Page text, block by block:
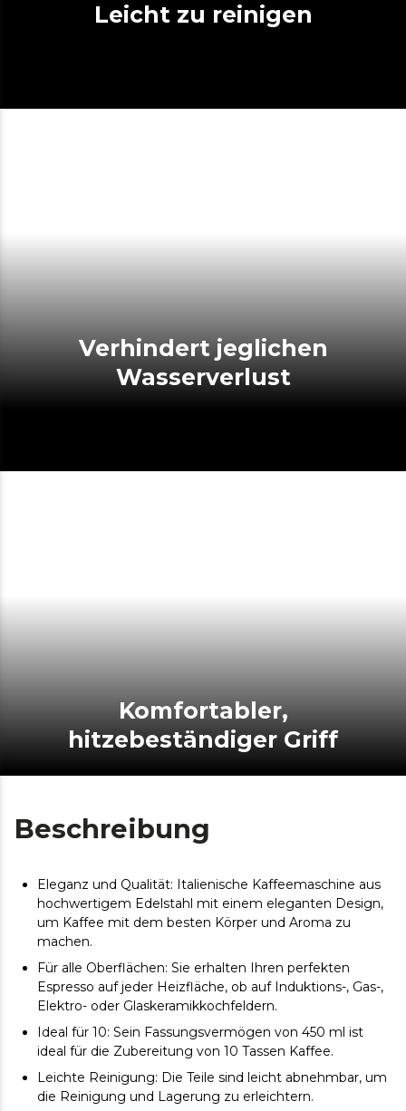
Leicht zu reinigen
Verhindert jeglichen
Wasserverlust
Komfortabler,
hitzebeständiger Griff
Beschreibung
Eleganz und Qualität: Italienische Kaffeemaschine aus
hochwertigem Edelstahl mit einem eleganten Design,
um Kaffee mit dem besten Körper und Aroma zu
machen.
Für alle Oberflächen: Sie erhalten Ihren perfekten
Espresso auf jeder Heizfläche, ob auf Induktions-, Gas-,
Elektro- oder Glaskeramikkochfeldern.
Ideal für 10: Sein Fassungsvermögen von 450 ml ist
ideal für die Zubereitung von 10 Tassen Kaffee.
Leichte Reinigung: Die Teile sind leicht abnehmbar, um
die Reinigung und Lagerung zu erleichtern.